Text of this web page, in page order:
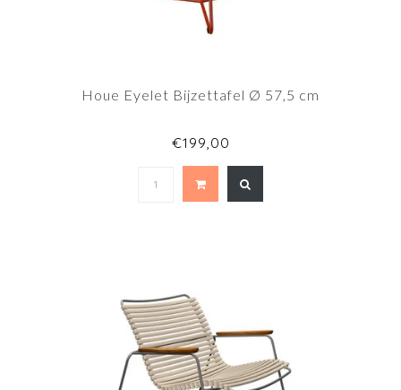
Houe Eyelet Bijzettafel Ø 57,5 cm
€199,00